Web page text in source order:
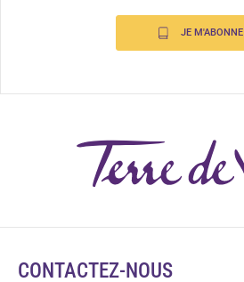
JE M'ABONNE
CONTACTEZ-NOUS